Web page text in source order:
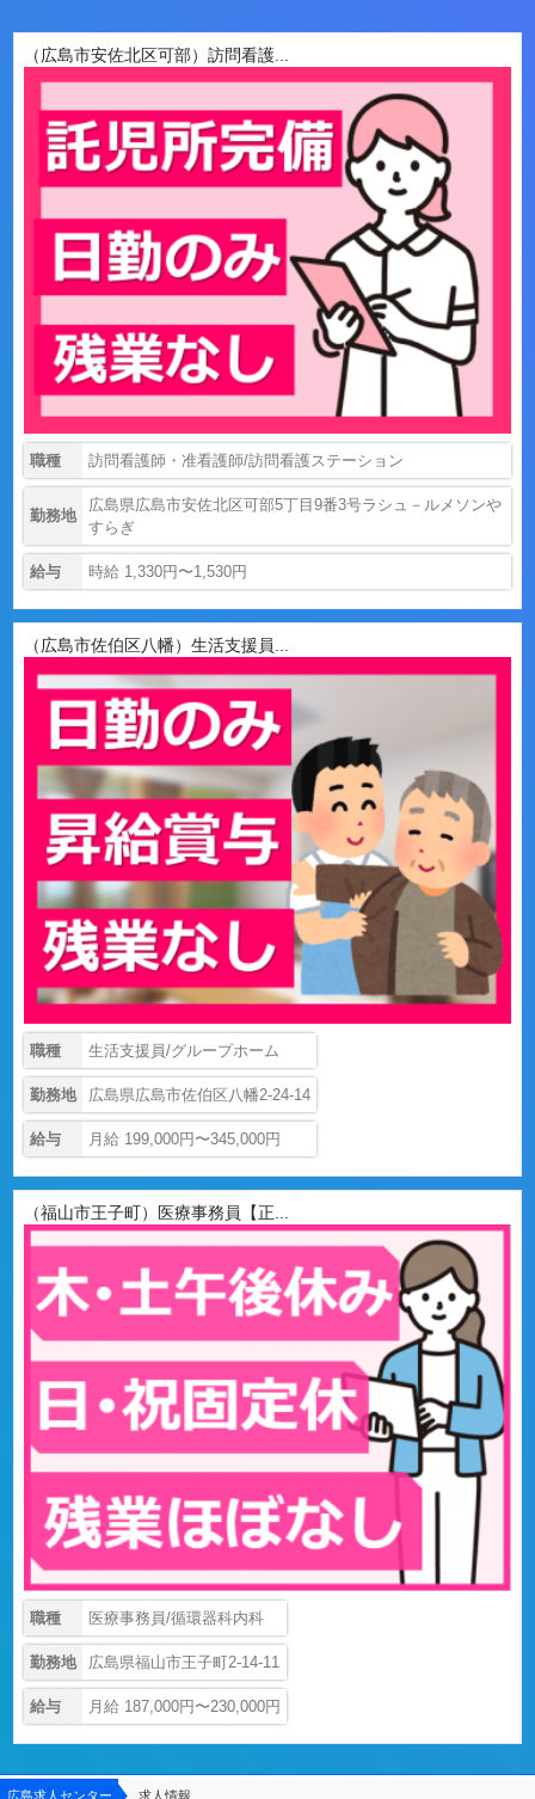
（広島市安佐北区可部）訪問看護...
職種 訪問看護師・准看護師/訪問看護ステーション
勤務地
広島県広島市安佐北区可部5丁目9番3号ラシュ－ルメソンや
すらぎ
給与 時給 1,330円〜1,530円
（広島市佐伯区八幡）生活支援員...
職種 生活支援員/グループホーム
勤務地 広島県広島市佐伯区八幡2-24-14
給与 月給 199,000円〜345,000円
（福山市王子町）医療事務員【正...
職種 医療事務員/循環器科内科
勤務地 広島県福山市王子町2-14-11
給与 月給 187,000円〜230,000円
広島求人センター 求人情報